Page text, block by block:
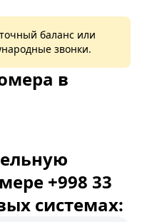
баланс или
звонки.
в
+998 33
системах: